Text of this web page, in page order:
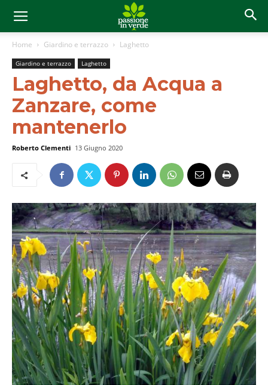
Home Giardino e terrazzo Laghetto
Giardino e terrazzo Laghetto
Laghetto, da Acqua a
Zanzare, come
mantenerlo
Roberto Clementi 13 Giugno 2020